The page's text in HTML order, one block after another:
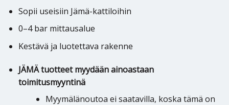
Sopii useisiin Jämä-kattiloihin
0–4 bar mittausalue
Kestävä ja luotettava rakenne
JÄMÄ tuotteet myydään ainoastaan
toimitusmyyntinä
Myymälänoutoa ei saatavilla, koska tämä on